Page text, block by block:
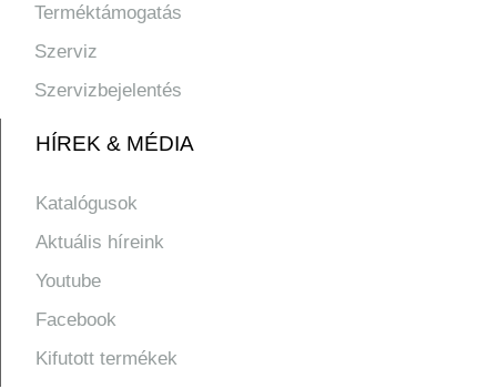
Terméktámogatás
Szerviz
Szervizbejelentés
HÍREK & MÉDIA
Katalógusok
Aktuális híreink
Youtube
Facebook
Kifutott termékek